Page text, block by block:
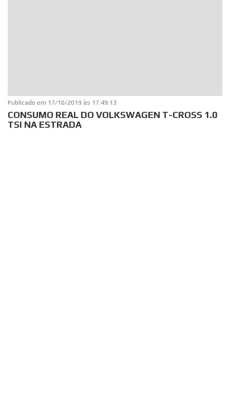
Publicado em 17/10/2019 às 17:49:13
CONSUMO REAL DO VOLKSWAGEN T-CROSS 1.0
TSI NA ESTRADA